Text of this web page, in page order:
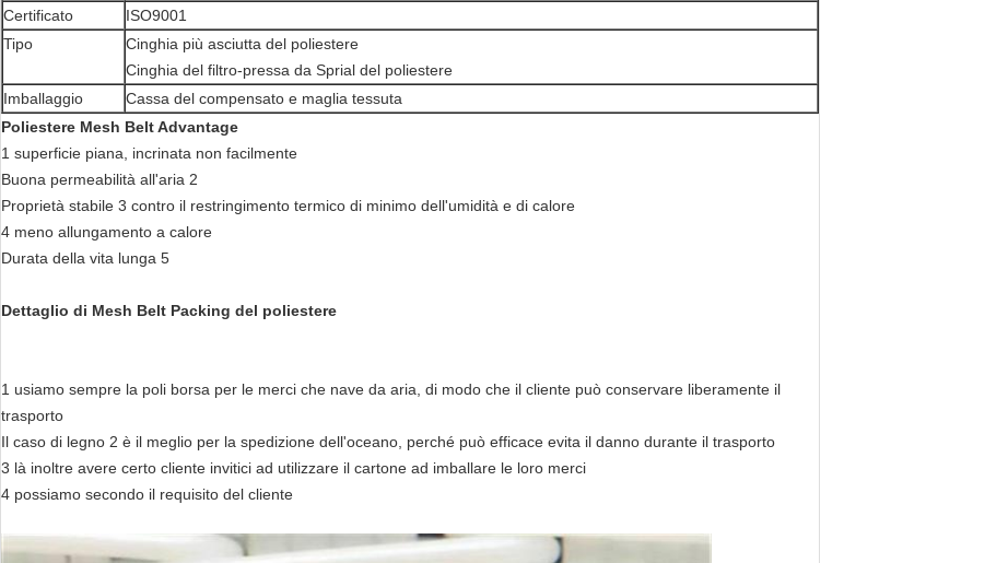
Certificato
ISO9001
Tipo
Cinghia più asciutta del poliestere
Cinghia del filtro-pressa da Sprial del poliestere
Imballaggio
Cassa del compensato e maglia tessuta
Poliestere Mesh Belt Advantage
1 superficie piana, incrinata non facilmente
Buona permeabilità all'aria 2
Proprietà stabile 3 contro il restringimento termico di minimo dell'umidità e di calore
4 meno allungamento a calore
Durata della vita lunga 5
Dettaglio di Mesh Belt Packing del poliestere
1 usiamo sempre la poli borsa per le merci che nave da aria, di modo che il cliente può conservare liberamente il
trasporto
Il caso di legno 2 è il meglio per la spedizione dell'oceano, perché può efficace evita il danno durante il trasporto
3 là inoltre avere certo cliente invitici ad utilizzare il cartone ad imballare le loro merci
4 possiamo secondo il requisito del cliente